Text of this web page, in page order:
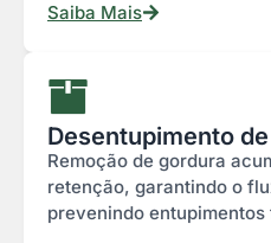
Saiba Mais
Desentupimento
Remoção de gordura
retenção, garantindo o
prevenindo